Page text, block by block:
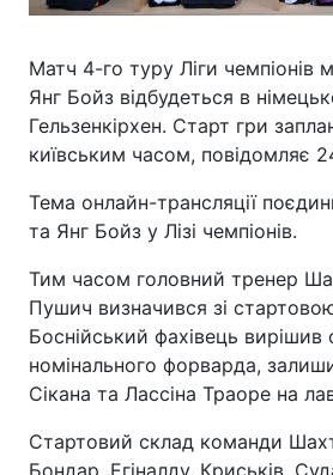
Матч 4-го туру Ліги чемпіонів
Янг Бойз відбудеться в
Гельзенкірхен. Старт гри
київським часом, повідомляє
Тема онлайн-трансляції
та Янг Бойз у Лізі чемпіонів.
Тим часом головний тренер
Пушич визначився зі
Боснійський фахівець вирішив
номінального форварда,
Сікана та Лассіна Траоре на
Стартовий склад команди
Бондар, Егіналду, Криськів,